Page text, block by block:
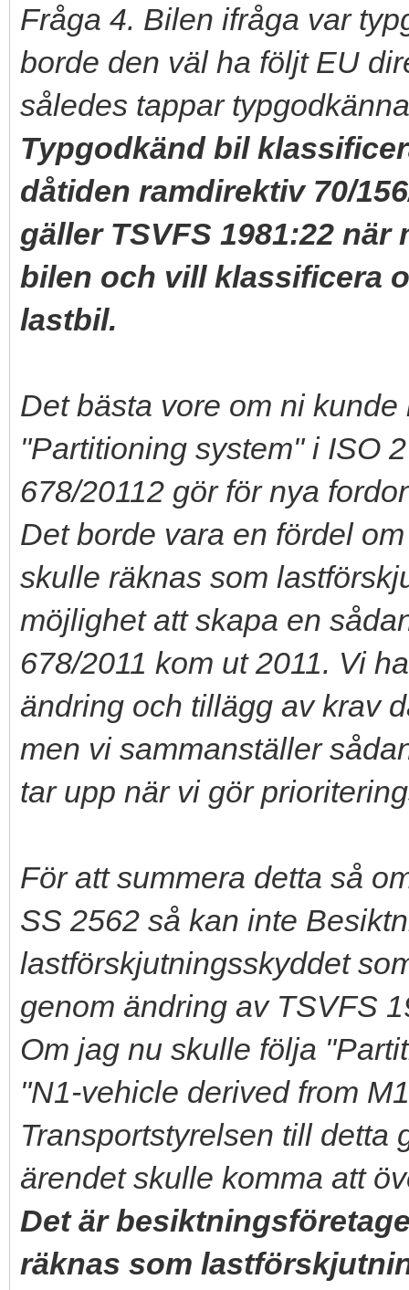
Fråga 4. Bilen ifråga var
borde den väl ha följt EU
således tappar
Typgodkänd bil
dåtiden ramdirektiv 70/
gäller TSVFS 1981:22
bilen och vill klassificera
lastbil.
Det bästa vore om ni
"Partitioning system" i ISO
678/20112 gör för nya
Det borde vara en fördel
skulle räknas som
möjlighet att skapa en
678/2011 kom ut 2011. Vi
ändring och tillägg av krav
men vi sammanställer
tar upp när vi gör
För att summera detta så
SS 2562 så kan inte
lastförskjutningsskyddet
genom ändring av TSVFS
Om jag nu skulle följa
"N1-vehicle derived from
Transportstyrelsen till detta
ärendet skulle komma att
Det är
räknas som